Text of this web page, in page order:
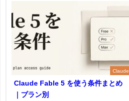
Claude
Claude Fable 5 を使う条件まとめ
｜プラン別